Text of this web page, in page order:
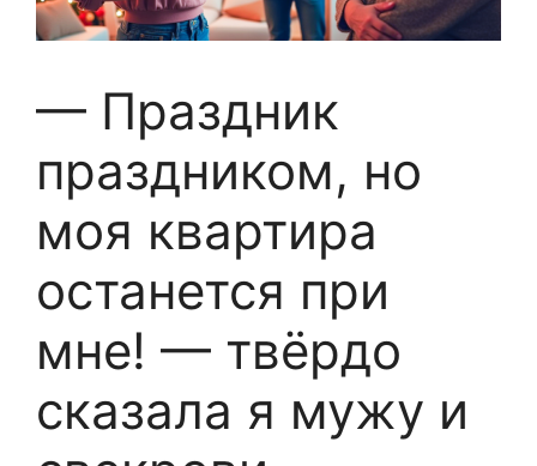
— Праздник
праздником, но
моя квартира
останется при
мне! — твёрдо
сказала я мужу и